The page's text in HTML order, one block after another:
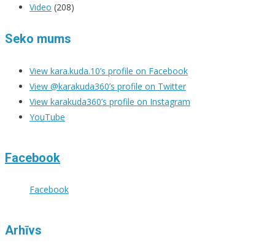
Video (208)
Seko mums
View kara.kuda.10’s profile on Facebook
View @karakuda360’s profile on Twitter
View karakuda360’s profile on Instagram
YouTube
Facebook
Facebook
Arhīvs